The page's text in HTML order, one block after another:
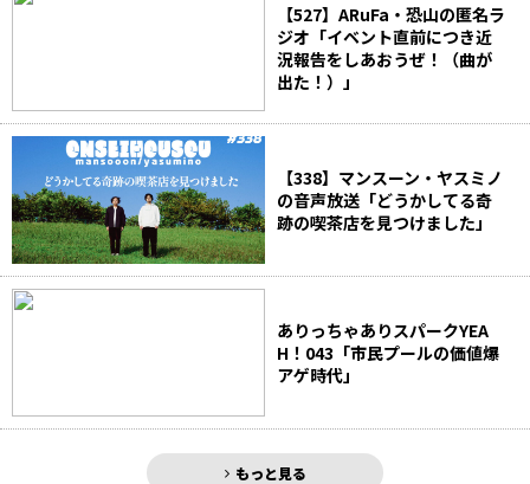
【527】ARuFa・恐山の匿名ラ
ジオ「イベント直前につき近
況報告をしあおうぜ！（曲が
出た！）」
【338】マンスーン・ヤスミノ
の音声放送「どうかしてる奇
跡の喫茶店を見つけました」
ありっちゃありスパークYEA
H！043「市民プールの価値爆
アゲ時代」
もっと見る